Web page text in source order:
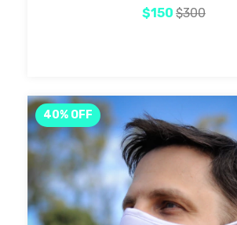
$150 $300
40% OFF